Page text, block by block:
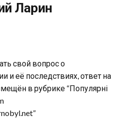
Ларин
свой вопрос о
и её последствиях, ответ на
в рубрике “Популярні